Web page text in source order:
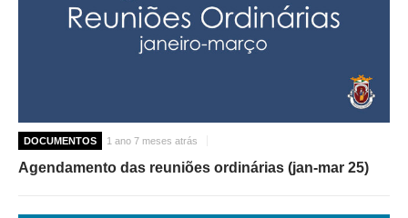
DOCUMENTOS 1 ano 7 meses atrás
Agendamento das reuniões ordinárias (jan-mar 25)